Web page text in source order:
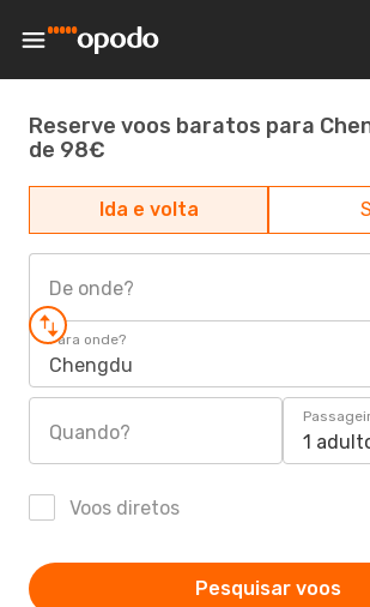
Reserve voos baratos para
de 98€
Ida e volta
De onde?
Para onde?
Chengdu
Quando? 1
Voos diretos
Pesquisar voos